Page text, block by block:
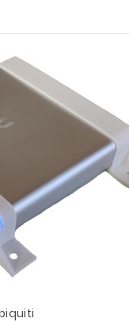
och
styrkor är just
professionella
design, vilket